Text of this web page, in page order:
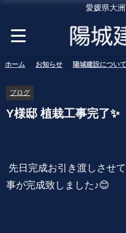
愛媛県大
ホーム お知らせ 陽城建設について
ブログ
Y様邸 植栽工事完了✨
先日完成お引き渡しさせ
事が完成致しました♪😊